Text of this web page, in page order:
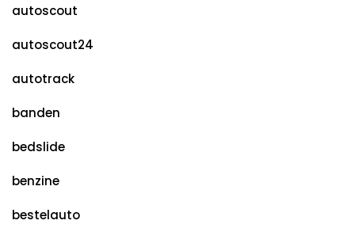
autoscout
autoscout24
autotrack
banden
bedslide
benzine
bestelauto